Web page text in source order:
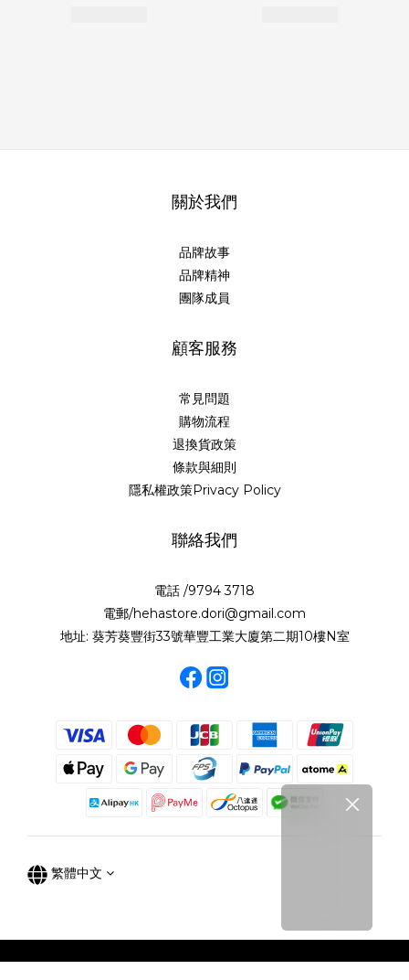
關於我們
品牌故事
品牌精神
團隊成員
顧客服務
常見問題
購物流程
退換貨政策
條款與細則
隱私權政策Privacy Policy
聯絡我們
電話 /9794 3718
電郵/hehastore.dori@gmail.com
地址: 葵芳葵豐街33號華豐工業大廈第二期10樓N室
繁體中文